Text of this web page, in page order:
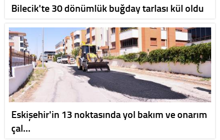
Bilecik'te 30 dönümlük buğday tarlası kül oldu
Eskişehir'in 13 noktasında yol bakım ve onarım
çal…